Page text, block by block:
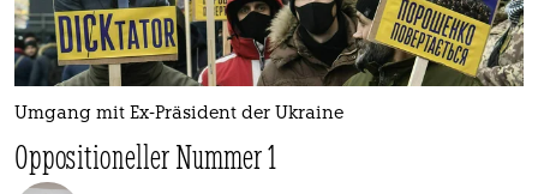
Umgang mit Ex-Präsident der Ukraine
Oppositioneller Nummer 1